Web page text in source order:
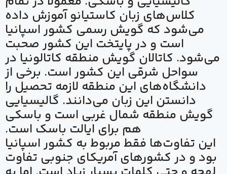
کلاس‌های زبان کاستیانو آموزش داده
می‌شود که گویش رسمی کشور اسپانیا
است و در پایتخت این کشور صحبت
می‌شود. کاتالان گویش منطقه کاتالونیا در
سواحل شرقی این کشور است. برخی از
دانشگاه‌های این منطقه لازمه تحصیل را
دانستن این زبان می‌دانند. گالیسیایی
گویش منطقه شمال غربی است و باسکی
هم برای ایالت باسک است.
این تفاوت‌ها فقط مربوط به کشور اسپانیا
بود و در کشورهای آمریکای جنوبی تفاوت